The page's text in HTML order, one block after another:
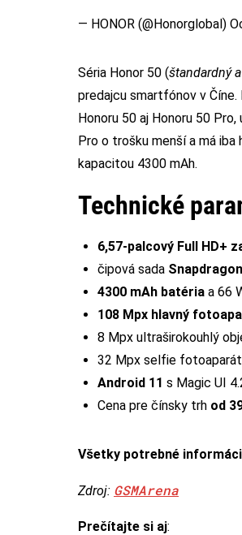
— HONOR (@Honorglobal)
Séria Honor 50 (štandardný
predajcu smartfónov v
Honoru 50 aj Honoru 50
Pro o trošku menší a má
kapacitou 4300 mAh.
Technické
6,57-palcový Full HD+
čipová sada
4300 mAh batéria a 66
108 Mpx hlavný
8 Mpx ultraširokouhlý
32 Mpx selfie fotoaparát
Android 11 s Magic UI
Cena pre čínsky trh od
Všetky potrebné
Zdroj: GSMArena
Prečítajte si aj: